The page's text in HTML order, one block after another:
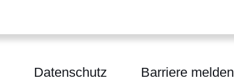
Datenschutz Barriere melden